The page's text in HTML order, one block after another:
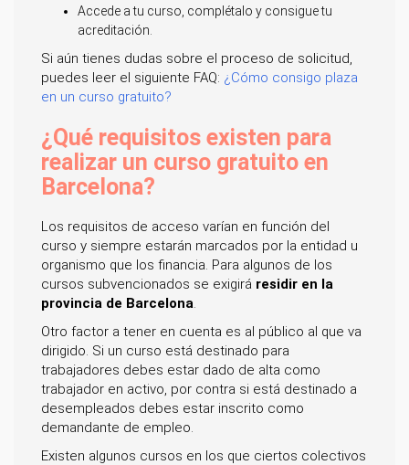
Accede a tu curso, complétalo y consigue tu
acreditación.
Si aún tienes dudas sobre el proceso de solicitud,
puedes leer el siguiente FAQ: ¿Cómo consigo plaza
en un curso gratuito?
¿Qué requisitos existen para
realizar un curso gratuito en
Barcelona?
Los requisitos de acceso varían en función del
curso y siempre estarán marcados por la entidad u
organismo que los financia. Para algunos de los
cursos subvencionados se exigirá residir en la
provincia de Barcelona.
Otro factor a tener en cuenta es al público al que va
dirigido. Si un curso está destinado para
trabajadores debes estar dado de alta como
trabajador en activo, por contra si está destinado a
desempleados debes estar inscrito como
demandante de empleo.
Existen algunos cursos en los que ciertos colectivos